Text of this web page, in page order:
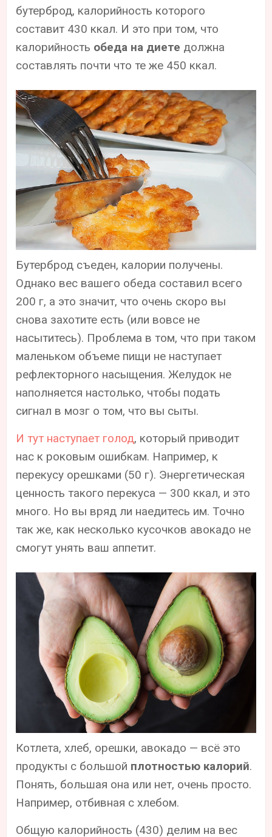
бутерброд, калорийность которого
составит 430 ккал. И это при том, что
калорийность обеда на диете должна
составлять почти что те же 450 ккал.
Бутерброд съеден, калории получены.
Однако вес вашего обеда составил всего
200 г, а это значит, что очень скоро вы
снова захотите есть (или вовсе не
насытитесь). Проблема в том, что при таком
маленьком объеме пищи не наступает
рефлекторного насыщения. Желудок не
наполняется настолько, чтобы подать
сигнал в мозг о том, что вы сыты.
И тут наступает голод, который приводит
нас к роковым ошибкам. Например, к
перекусу орешками (50 г). Энергетическая
ценность такого перекуса — 300 ккал, и это
много. Но вы вряд ли наедитесь им. Точно
так же, как несколько кусочков авокадо не
смогут унять ваш аппетит.
Котлета, хлеб, орешки, авокадо — всё это
продукты с большой плотностью калорий.
Понять, большая она или нет, очень просто.
Например, отбивная с хлебом.
Общую калорийность (430) делим на вес